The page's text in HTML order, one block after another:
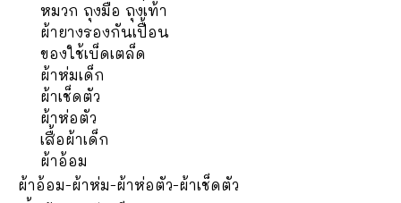
หมวก ถุงมือ ถุงเท้า
ผ้ายางรองกันเปื้อน
ของใช้เบ็ดเตล็ด
ผ้าห่มเด็ก
ผ้าเช็ดตัว
ผ้าห่อตัว
เสื้อผ้าเด็ก
ผ้าอ้อม
ผ้าอ้อม-ผ้าห่ม-ผ้าห่อตัว-ผ้าเช็ดตัว